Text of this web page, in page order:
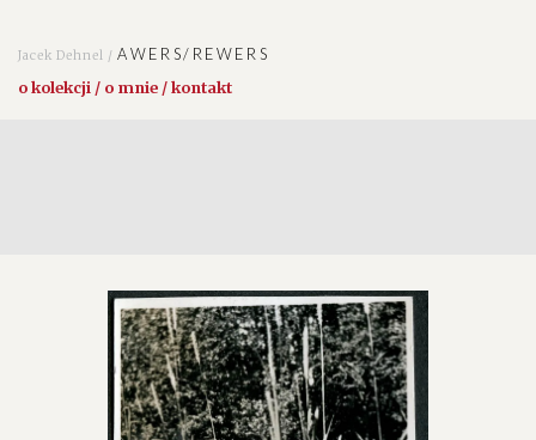
Jacek Dehnel /AWERS/REWERS
o kolekcji / o mnie / kontakt